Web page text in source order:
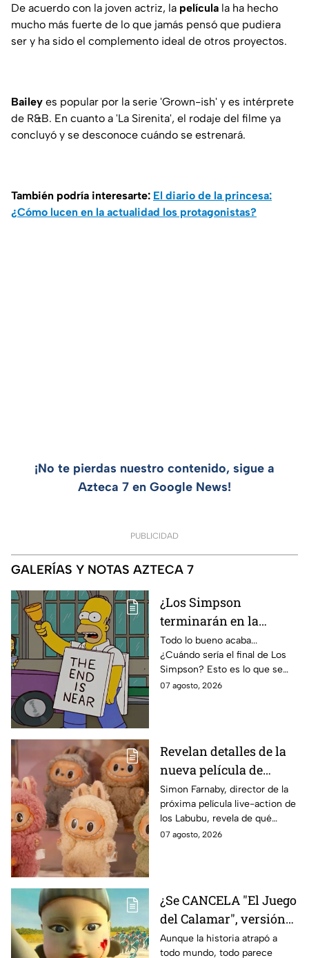
De acuerdo con la joven actriz, la película la ha hecho
mucho más fuerte de lo que jamás pensó que pudiera
ser y ha sido el complemento ideal de otros proyectos.
Bailey es popular por la serie 'Grown-ish' y es intérprete
de R&B. En cuanto a 'La Sirenita', el rodaje del filme ya
concluyó y se desconoce cuándo se estrenará.
También podría interesarte: El diario de la princesa:
¿Cómo lucen en la actualidad los protagonistas?
¡No te pierdas nuestro contenido, sigue a
Azteca 7 en Google News!
PUBLICIDAD
GALERÍAS Y NOTAS AZTECA 7
¿Los Simpson
terminarán en la
temporada 40? Actriz
de Bart Simpson da
IMPACTANTE
declaración
Todo lo bueno acaba...
¿Cuándo sería el final de Los
Simpson? Esto es lo que se
sabe:
07 agosto, 2026
Revelan detalles de la
nueva película de
Labubu: de qué tratará
y cuándo se estrena
Simon Farnaby, director de la
próxima película live-action de
los Labubu, revela de qué
tratará la cinta. Aquí te
07 agosto, 2026
¿Se CANCELA "El Juego
del Calamar", versión
Estados Unidos? Esto
Aunque la historia atrapó a
todo mundo, todo parece